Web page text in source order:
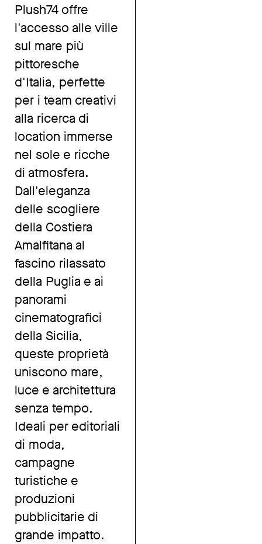
Plush74 offre
l'accesso alle ville
sul mare più
pittoresche
d'Italia, perfette
per i team creativi
alla ricerca di
location immerse
nel sole e ricche
di atmosfera.
Dall'eleganza
delle scogliere
della Costiera
Amalfitana al
fascino rilassato
della Puglia e ai
panorami
cinematografici
della Sicilia,
queste proprietà
uniscono mare,
luce e architettura
senza tempo.
Ideali per editoriali
di moda,
campagne
turistiche e
produzioni
pubblicitarie di
grande impatto.